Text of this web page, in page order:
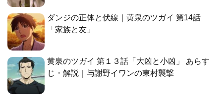
ダンジの正体と伏線｜黄泉のツガイ 第14話
「家族と友」
黄泉のツガイ 第１３話「大凶と小凶」 あらす
じ・解説｜与謝野イワンの東村襲撃